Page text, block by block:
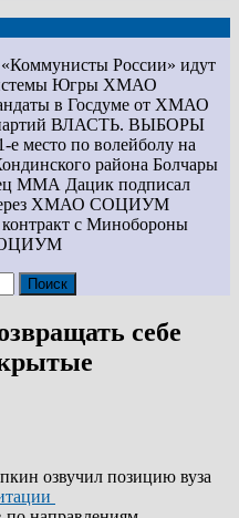
«Коммунисты России» идут
Югры ХМАО
в Госдуме от ХМАО
ВЛАСТЬ. ВЫБОРЫ
е место по волейболу на
района Болчары
ММА Дацик подписал
ХМАО СОЦИУМ
с Минобороны
себе
озвучил позицию вуза